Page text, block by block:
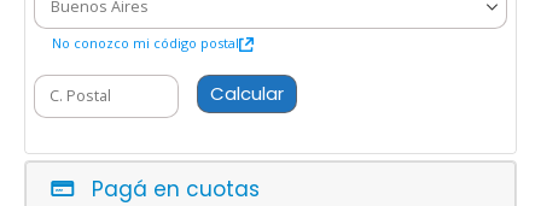
No conozco mi código postal
Calcular
Pagá en cuotas